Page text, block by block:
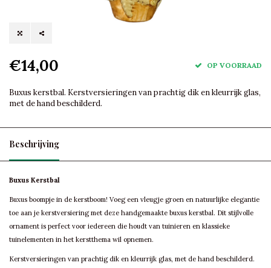
€14,00 OP VOORRAAD
Buxus kerstbal. Kerstversieringen van prachtig dik en kleurrijk glas,
met de hand beschilderd.
Beschrijving
Buxus Kerstbal
Buxus boompje in de kerstboom! Voeg een vleugje groen en natuurlijke elegantie
toe aan je kerstversiering met deze handgemaakte buxus kerstbal. Dit stijlvolle
ornament is perfect voor iedereen die houdt van tuinieren en klassieke
tuinelementen in het kerstthema wil opnemen.
Kerstversieringen van prachtig dik en kleurrijk glas, met de hand beschilderd.